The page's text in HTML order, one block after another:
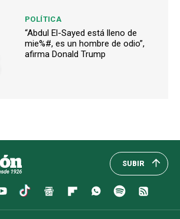
POLÍTICA
“Abdul El-Sayed está lleno de
mie%#, es un hombre de odio”,
afirma Donald Trump
SUBIR